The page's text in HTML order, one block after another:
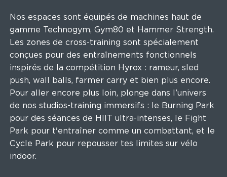
Nos espaces sont équipés de machines haut de
gamme Technogym, Gym80 et Hammer Strength.
Les zones de cross-training sont spécialement
conçues pour des entraînements fonctionnels
inspirés de la compétition Hyrox : rameur, sled
push, wall balls, farmer carry et bien plus encore.
Pour aller encore plus loin, plonge dans l’univers
de nos studios-training immersifs : le Burning Park
pour des séances de HIIT ultra-intenses, le Fight
Park pour t'entraîner comme un combattant, et le
Cycle Park pour repousser tes limites sur vélo
indoor.